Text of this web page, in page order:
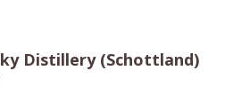
Distillery (Schottland)